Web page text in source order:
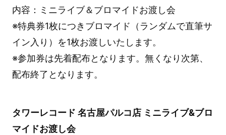
内容：ミニライブ＆ブロマイドお渡し会
※特典券1枚につきブロマイド（ランダムで直筆サ
イン入り）を1枚お渡しいたします。
※参加券は先着配布となります。無くなり次第、
配布終了となります。
タワーレコード 名古屋パルコ店 ミニライブ&ブロ
マイドお渡し会